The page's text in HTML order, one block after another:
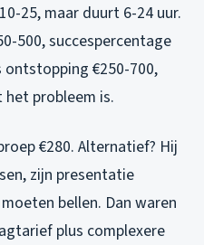
25, maar duurt 6-24 uur.
500, succespercentage
ontstopping €250-700,
probleem is.
€280. Alternatief? Hij
zijn presentatie
bellen. Dan waren
plus complexere